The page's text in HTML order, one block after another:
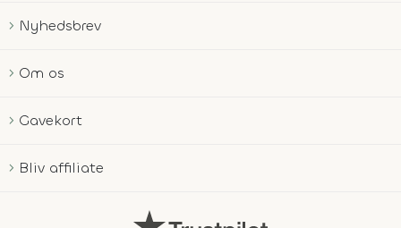
Nyhedsbrev
Om os
Gavekort
Bliv affiliate